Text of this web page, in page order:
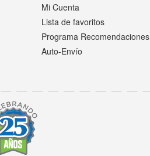
Mi Cuenta
Lista de favoritos
Programa Recomendaciones
Auto-Envío